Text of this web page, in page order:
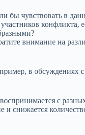
бы чувствовать в
внимание на
в обсуждениях
с
и снижается